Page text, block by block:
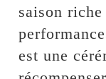
saison
est une